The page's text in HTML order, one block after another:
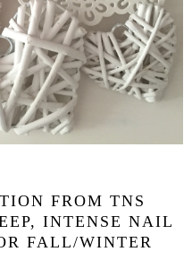
FROM TNS
INTENSE NAIL
FALL/WINTER